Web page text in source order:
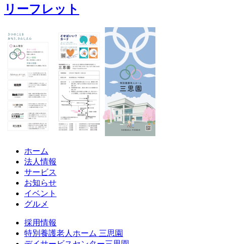
リーフレット
ホーム
法人情報
サービス
お知らせ
イベント
グルメ
採用情報
特別養護老人ホーム 三思園